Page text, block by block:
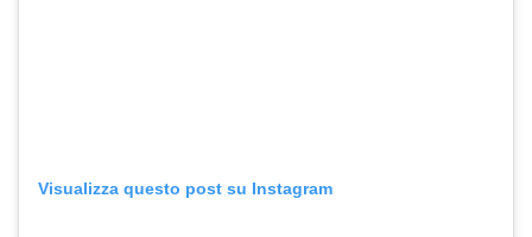
Visualizza questo post su Instagram